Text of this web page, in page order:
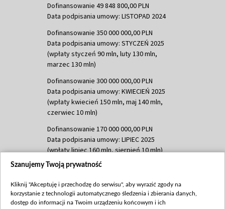
Dofinansowanie 49 848 800,00 PLN
Data podpisania umowy: LISTOPAD 2024
Dofinansowanie 350 000 000,00 PLN
Data podpisania umowy: STYCZEŃ 2025
(wpłaty styczeń 90 mln, luty 130 mln,
marzec 130 mln)
Dofinansowanie 300 000 000,00 PLN
Data podpisania umowy: KWIECIEŃ 2025
(wpłaty kwiecień 150 mln, maj 140 mln,
czerwiec 10 mln)
Dofinansowanie 170 000 000,00 PLN
Data podpisania umowy: LIPIEC 2025
(wpłaty lipiec 160 mln, sierpień 10 mln)
Dofinansowanie 60 000 000,00 PLN
(wpłata wrzesień 60 mln)
Dofinansowanie 635 783 051,21 PLN
Szanujemy Twoją prywatność
Kliknij "Akceptuję i przechodzę do serwisu", aby wyrazić zgody na
korzystanie z technologii automatycznego śledzenia i zbierania danych,
dostęp do informacji na Twoim urządzeniu końcowym i ich